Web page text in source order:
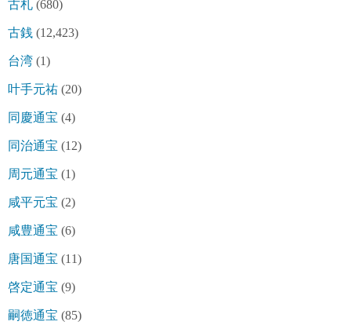
古札 (680)
古銭 (12,423)
台湾 (1)
叶手元祐 (20)
同慶通宝 (4)
同治通宝 (12)
周元通宝 (1)
咸平元宝 (2)
咸豊通宝 (6)
唐国通宝 (11)
啓定通宝 (9)
嗣徳通宝 (85)